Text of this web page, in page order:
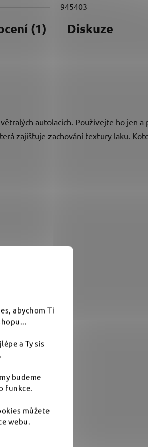
abychom Ti
a Ty sis
budeme
funkce.
můžete
webu.
945403
(1) Diskuze
autolacích. Používejte ho jen a
zajišťuje zachování textury laku.